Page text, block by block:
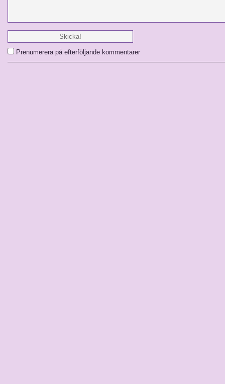
Prenumerera på efterföljande kommentarer